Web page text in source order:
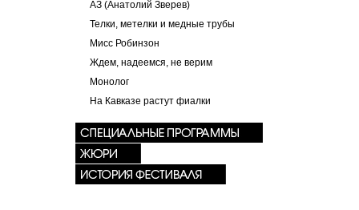
АЗ (Анатолий Зверев)
Телки, метелки и медные трубы
Мисс Робинзон
Ждем, надеемся, не верим
Монолог
На Кавказе растут фиалки